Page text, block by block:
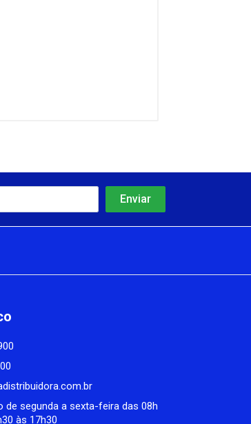
de segunda a sexta-feira das 08h
às 17h30